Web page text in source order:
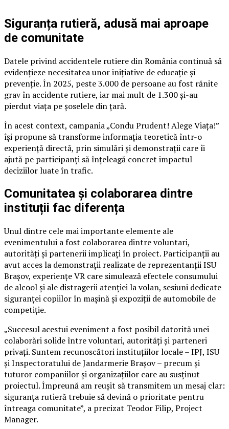
Siguranța rutieră, adusă mai aproape
de comunitate
Datele privind accidentele rutiere din România continuă să
evidențieze necesitatea unor inițiative de educație și
prevenție. În 2025, peste 3.000 de persoane au fost rănite
grav în accidente rutiere, iar mai mult de 1.300 și-au
pierdut viața pe șoselele din țară.
În acest context, campania „Condu Prudent! Alege Viața!”
își propune să transforme informația teoretică într-o
experiență directă, prin simulări și demonstrații care îi
ajută pe participanți să înțeleagă concret impactul
deciziilor luate în trafic.
Comunitatea și colaborarea dintre
instituții fac diferența
Unul dintre cele mai importante elemente ale
evenimentului a fost colaborarea dintre voluntari,
autorități și partenerii implicați în proiect. Participanții au
avut acces la demonstrații realizate de reprezentanții ISU
Brașov, experiențe VR care simulează efectele consumului
de alcool și ale distragerii atenției la volan, sesiuni dedicate
siguranței copiilor în mașină și expoziții de automobile de
competiție.
„Succesul acestui eveniment a fost posibil datorită unei
colaborări solide între voluntari, autorități și parteneri
privați. Suntem recunoscători instituțiilor locale – IPJ, ISU
și Inspectoratului de Jandarmerie Brașov – precum și
tuturor companiilor și organizațiilor care au susținut
proiectul. Împreună am reușit să transmitem un mesaj clar:
siguranța rutieră trebuie să devină o prioritate pentru
întreaga comunitate”, a precizat Teodor Filip, Project
Manager.